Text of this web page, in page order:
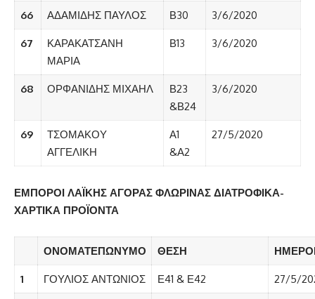
66 ΑΔΑΜΙΔΗΣ ΠΑΥΛΟΣ Β30 3/6/2020
67
ΚΑΡΑΚΑΤΣΑΝΗ
ΜΑΡΙΑ
Β13 3/6/2020
68 ΟΡΦΑΝΙΔΗΣ ΜΙΧΑΗΛ
Β23
&Β24
3/6/2020
69
ΤΣΟΜΑΚΟΥ
ΑΓΓΕΛΙΚΗ
Α1
&Α2
27/5/2020
ΕΜΠΟΡΟΙ ΛΑΪΚΗΣ ΑΓΟΡΑΣ ΦΛΩΡΙΝΑΣ ΔΙΑΤΡΟΦΙΚΑ-
ΧΑΡΤΙΚΑ ΠΡΟΪΟΝΤΑ
ΟΝΟΜΑΤΕΠΩΝΥΜΟ ΘΕΣΗ
1 ΓΟΥΛΙΟΣ ΑΝΤΩΝΙΟΣ Ε41 & Ε42 27/5/